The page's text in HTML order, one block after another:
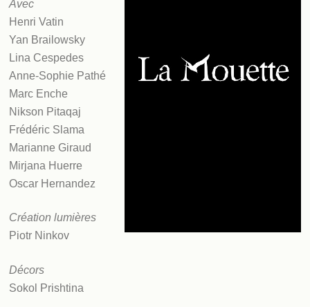
Avec
Henri Vatin
Yan Brailowsky
Lina Cespedes
Anne-Sophie Pathé
Marc Enche
Nikson Pitaqaj
Frédéric Slama
Marianne Giraud
Mirjana Huerre
Oscar Hernandez
Création lumières
Piotr Ninkov
Décors
Sokol Prishtina